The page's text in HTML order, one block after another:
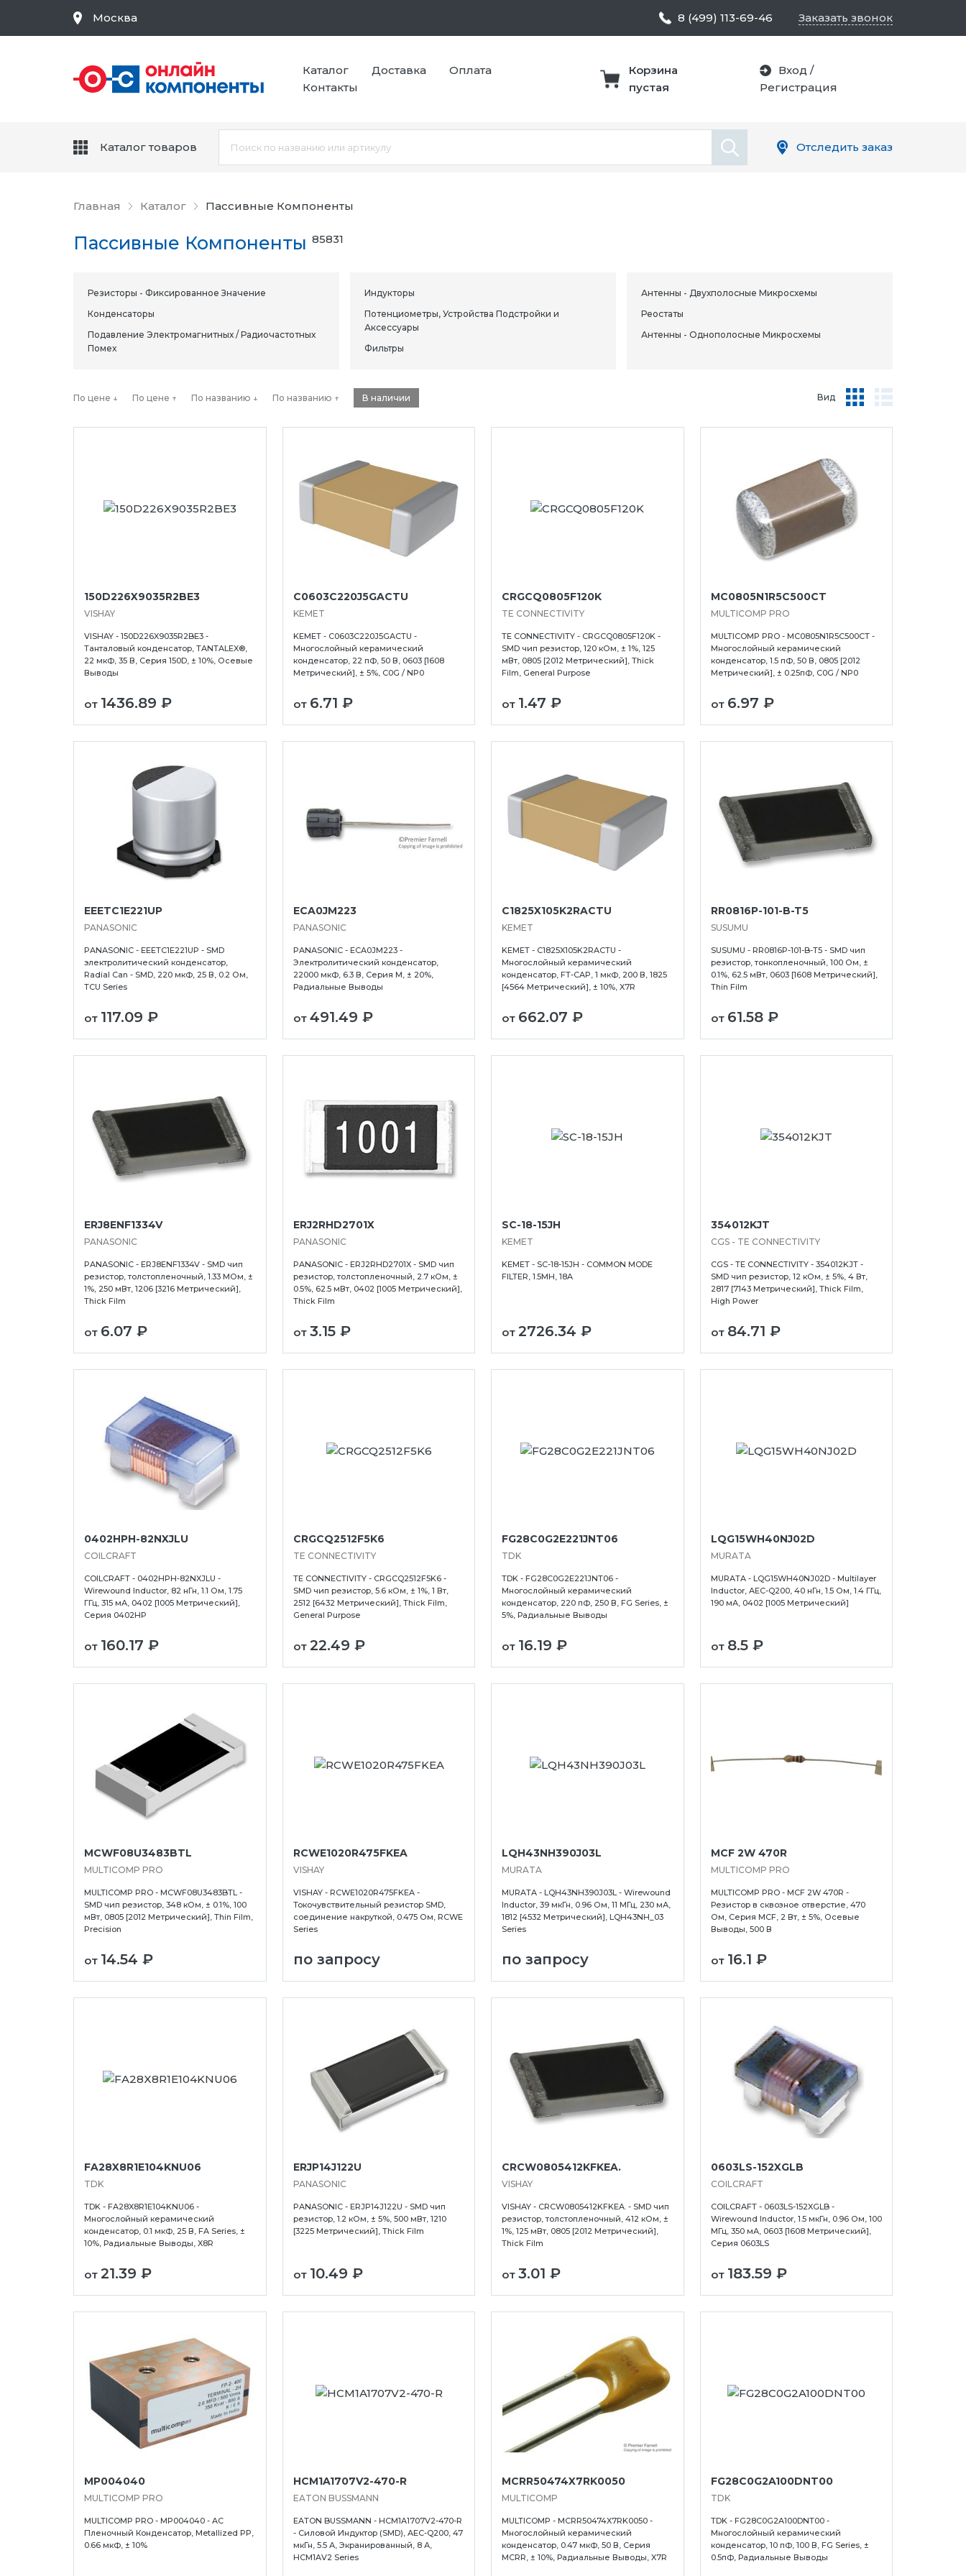
Главная Каталог Пассивные Компоненты
Пассивные Компоненты 85831
Резисторы - Фиксированное Значение
Конденсаторы
Подавление Электромагнитных / Радиочастотных
Помех
Индукторы
Потенциометры, Устройства Подстройки и
Аксессуары
Фильтры
Антенны - Двухполосные Микросхемы
Реостаты
Антенны - Однополосные Микросхемы
По цене ↓ По цене ↑ По названию ↓ По названию ↑ В наличии Вид
150D226X9035R2BE3
VISHAY
VISHAY - 150D226X9035R2BE3 -
Танталовый конденсатор, TANTALEX®,
22 мкФ, 35 В, Серия 150D, ± 10%, Осевые
Выводы
от 1436.89 ₽
C0603C220J5GACTU
KEMET
KEMET - C0603C220J5GACTU -
Многослойный керамический
конденсатор, 22 пФ, 50 В, 0603 [1608
Метрический], ± 5%, C0G / NP0
от 6.71 ₽
CRGCQ0805F120K
TE CONNECTIVITY
TE CONNECTIVITY - CRGCQ0805F120K -
SMD чип резистор, 120 кОм, ± 1%, 125
мВт, 0805 [2012 Метрический], Thick
Film, General Purpose
от 1.47 ₽
MC0805N1R5C500CT
MULTICOMP PRO
MULTICOMP PRO - MC0805N1R5C500CT -
Многослойный керамический
конденсатор, 1.5 пФ, 50 В, 0805 [2012
Метрический], ± 0.25пФ, C0G / NP0
от 6.97 ₽
EEETC1E221UP
PANASONIC
PANASONIC - EEETC1E221UP - SMD
электролитический конденсатор,
Radial Can - SMD, 220 мкФ, 25 В, 0.2 Ом,
TCU Series
от 117.09 ₽
ECA0JM223
PANASONIC
PANASONIC - ECA0JM223 -
Электролитический конденсатор,
22000 мкФ, 6.3 В, Серия M, ± 20%,
Радиальные Выводы
от 491.49 ₽
C1825X105K2RACTU
KEMET
KEMET - C1825X105K2RACTU -
Многослойный керамический
конденсатор, FT-CAP, 1 мкФ, 200 В, 1825
[4564 Метрический], ± 10%, X7R
от 662.07 ₽
RR0816P-101-B-T5
SUSUMU
SUSUMU - RR0816P-101-B-T5 - SMD чип
резистор, тонкопленочный, 100 Ом, ±
0.1%, 62.5 мВт, 0603 [1608 Метрический],
Thin Film
от 61.58 ₽
ERJ8ENF1334V
PANASONIC
PANASONIC - ERJ8ENF1334V - SMD чип
резистор, толстопленочный, 1.33 МОм, ±
1%, 250 мВт, 1206 [3216 Метрический],
Thick Film
от 6.07 ₽
ERJ2RHD2701X
PANASONIC
PANASONIC - ERJ2RHD2701X - SMD чип
резистор, толстопленочный, 2.7 кОм, ±
0.5%, 62.5 мВт, 0402 [1005 Метрический],
Thick Film
от 3.15 ₽
SC-18-15JH
KEMET
KEMET - SC-18-15JH - COMMON MODE
FILTER, 1.5MH, 18A
от 2726.34 ₽
354012KJT
CGS - TE CONNECTIVITY
CGS - TE CONNECTIVITY - 354012KJT -
SMD чип резистор, 12 кОм, ± 5%, 4 Вт,
2817 [7143 Метрический], Thick Film,
High Power
от 84.71 ₽
0402HPH-82NXJLU
COILCRAFT
COILCRAFT - 0402HPH-82NXJLU -
Wirewound Inductor, 82 нГн, 1.1 Ом, 1.75
ГГц, 315 мА, 0402 [1005 Метрический],
Серия 0402HP
от 160.17 ₽
CRGCQ2512F5K6
TE CONNECTIVITY
TE CONNECTIVITY - CRGCQ2512F5K6 -
SMD чип резистор, 5.6 кОм, ± 1%, 1 Вт,
2512 [6432 Метрический], Thick Film,
General Purpose
от 22.49 ₽
FG28C0G2E221JNT06
TDK
TDK - FG28C0G2E221JNT06 -
Многослойный керамический
конденсатор, 220 пФ, 250 В, FG Series, ±
5%, Радиальные Выводы
от 16.19 ₽
LQG15WH40NJ02D
MURATA
MURATA - LQG15WH40NJ02D - Multilayer
Inductor, AEC-Q200, 40 нГн, 1.5 Ом, 1.4 ГГц,
190 мА, 0402 [1005 Метрический]
от 8.5 ₽
MCWF08U3483BTL
MULTICOMP PRO
MULTICOMP PRO - MCWF08U3483BTL -
SMD чип резистор, 348 кОм, ± 0.1%, 100
мВт, 0805 [2012 Метрический], Thin Film,
Precision
от 14.54 ₽
RCWE1020R475FKEA
VISHAY
VISHAY - RCWE1020R475FKEA -
Токочувствительный резистор SMD,
соединение накруткой, 0.475 Ом, RCWE
Series
по запросу
LQH43NH390J03L
MURATA
MURATA - LQH43NH390J03L - Wirewound
Inductor, 39 мкГн, 0.96 Ом, 11 МГц, 230 мА,
1812 [4532 Метрический], LQH43NH_03
Series
по запросу
MCF 2W 470R
MULTICOMP PRO
MULTICOMP PRO - MCF 2W 470R -
Резистор в сквозное отверстие, 470
Ом, Серия MCF, 2 Вт, ± 5%, Осевые
Выводы, 500 В
от 16.1 ₽
FA28X8R1E104KNU06
TDK
TDK - FA28X8R1E104KNU06 -
Многослойный керамический
конденсатор, 0.1 мкФ, 25 В, FA Series, ±
10%, Радиальные Выводы, X8R
от 21.39 ₽
ERJP14J122U
PANASONIC
PANASONIC - ERJP14J122U - SMD чип
резистор, 1.2 кОм, ± 5%, 500 мВт, 1210
[3225 Метрический], Thick Film
от 10.49 ₽
CRCW0805412KFKEA.
VISHAY
VISHAY - CRCW0805412KFKEA. - SMD чип
резистор, толстопленочный, 412 кОм, ±
1%, 125 мВт, 0805 [2012 Метрический],
Thick Film
от 3.01 ₽
0603LS-152XGLB
COILCRAFT
COILCRAFT - 0603LS-152XGLB -
Wirewound Inductor, 1.5 мкГн, 0.96 Ом, 100
МГц, 350 мА, 0603 [1608 Метрический],
Серия 0603LS
от 183.59 ₽
MP004040
MULTICOMP PRO
MULTICOMP PRO - MP004040 - AC
Пленочный Конденсатор, Metallized PP,
0.66 мкФ, ± 10%
HCM1A1707V2-470-R
EATON BUSSMANN
EATON BUSSMANN - HCM1A1707V2-470-R
- Силовой Индуктор (SMD), AEC-Q200, 47
мкГн, 5.5 А, Экранированный, 8 А,
HCM1AV2 Series
MCRR50474X7RK0050
MULTICOMP
MULTICOMP - MCRR50474X7RK0050 -
Многослойный керамический
конденсатор, 0.47 мкФ, 50 В, Серия
MCRR, ± 10%, Радиальные Выводы, X7R
FG28C0G2A100DNT00
TDK
TDK - FG28C0G2A100DNT00 -
Многослойный керамический
конденсатор, 10 пФ, 100 В, FG Series, ±
0.5пФ, Радиальные Выводы
Москва 8 (499) 113-69-46 Заказать звонок
Каталог Доставка
Оплата
Контакты
Корзина
пустая
Вход /
Регистрация
Каталог товаров Отследить заказ
Севастополь
Серпухов
Смоленск
Ставрополь
Сургут
Тамбов
Ульяновск
Уссурийск
Хасавюрт
Челябинск
Череповец